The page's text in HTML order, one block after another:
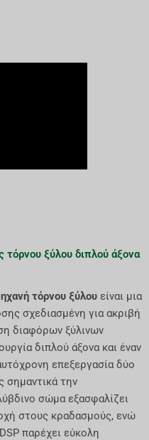
τόρνου ξύλου διπλού άξονα
τόρνου ξύλου είναι μια
σχεδιασμένη για ακριβή
διαφόρων ξύλινων
διπλού άξονα και έναν
επεξεργασία δύο
σημαντικά την
σώμα εξασφαλίζει
στους κραδασμούς, ενώ
παρέχει εύκολη